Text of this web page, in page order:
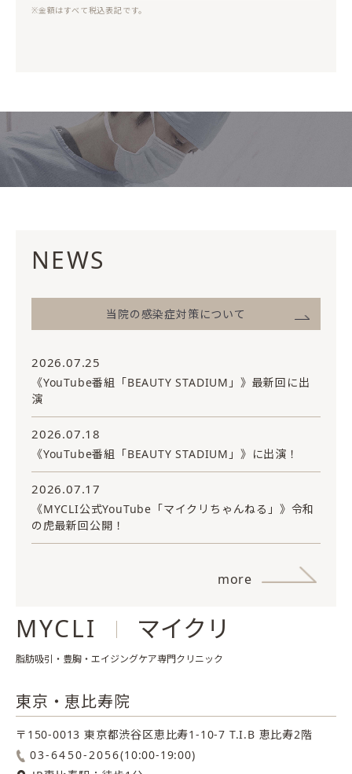
※金額はすべて税込表記です。
NEWS
当院の感染症対策について
2026.07.25
《YouTube番組「BEAUTY STADIUM」》最新回に出
演
2026.07.18
《YouTube番組「BEAUTY STADIUM」》に出演！
2026.07.17
《MYCLI公式YouTube「マイクリちゃんねる」》令和
の虎最新回公開！
more
MYCLI マイクリ
脂肪吸引・豊胸・エイジングケア専門クリニック
東京・恵比寿院
〒150-0013 東京都渋谷区恵比寿1-10-7 T.I.B 恵比寿2階
03-6450-2056(10:00-19:00)